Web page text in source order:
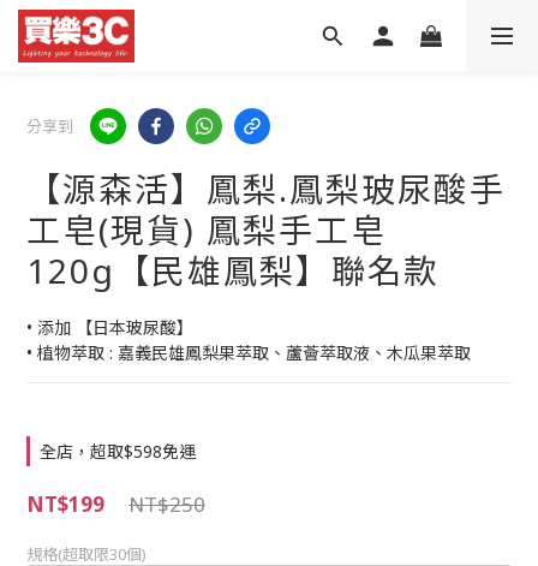
分享到
【源森活】鳳梨.鳳梨玻尿酸手
工皂(現貨) 鳳梨手工皂
120g【民雄鳳梨】聯名款
• 添加 【日本玻尿酸】
• 植物萃取 : 嘉義民雄鳳梨果萃取、蘆薈萃取液、木瓜果萃取
全店，超取$598免運
NT$250
NT$199
規格(超取限30個)